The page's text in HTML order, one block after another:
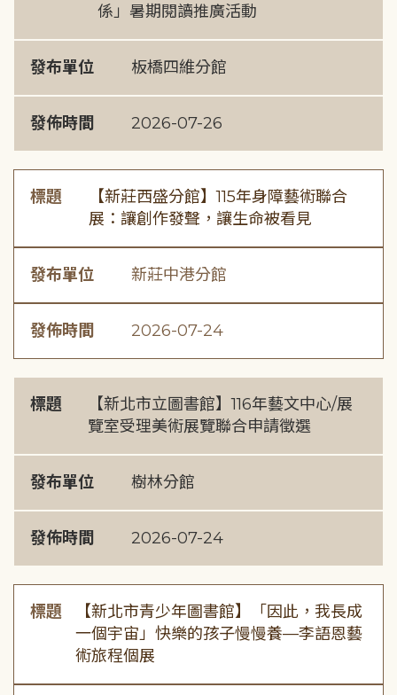
係」暑期閱讀推廣活動
發布單位 板橋四維分館
發佈時間 2026-07-26
標題
【新莊西盛分館】115年身障藝術聯合
展：讓創作發聲，讓生命被看見
發布單位 新莊中港分館
發佈時間 2026-07-24
標題
【新北市立圖書館】116年藝文中心/展
覽室受理美術展覽聯合申請徵選
發布單位 樹林分館
發佈時間 2026-07-24
標題
【新北市青少年圖書館】「因此，我長成
一個宇宙」快樂的孩子慢慢養—李語恩藝
術旅程個展